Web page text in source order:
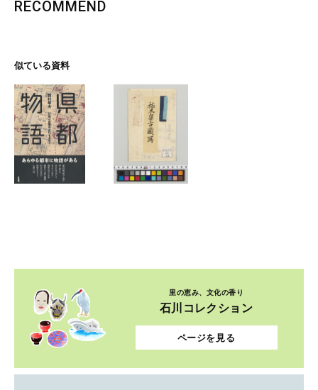
RECOMMEND
似ている資料
里の恵み、文化の香り
石川コレクション
ページを見る